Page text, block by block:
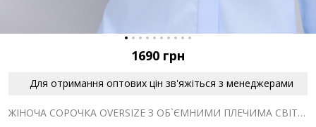
1690 грн
Для отримання оптових цін зв'яжіться з менеджерами
ЖІНОЧА СОРОЧКА OVERSIZE З ОБ`ЄМНИМИ ПЛЕЧИМА СВІТЛО-БЛАКИТНА